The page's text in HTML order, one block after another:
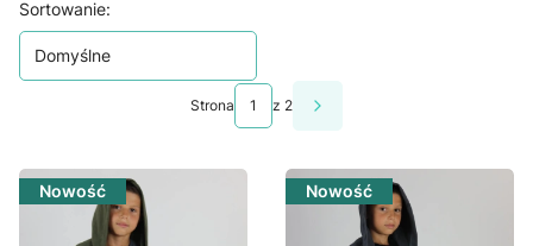
Lista produktów
Sortowanie:
Domyślne
Strona z 2 Następne produkty
Nowość Nowość